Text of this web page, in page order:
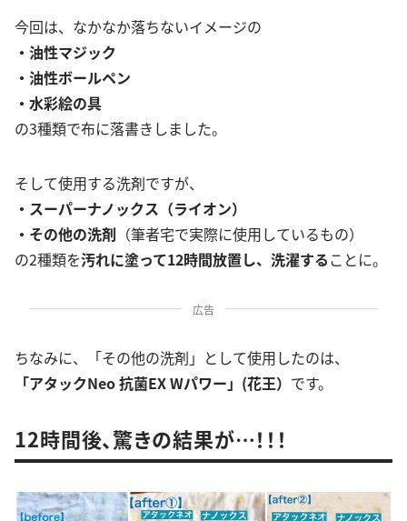
今回は、なかなか落ちないイメージの
・油性マジック
・油性ボールペン
・水彩絵の具
の3種類で布に落書きしました。
そして使用する洗剤ですが、
・スーパーナノックス（ライオン）
・その他の洗剤 （筆者宅で実際に使用しているもの）
の2種類を汚れに塗って12時間放置し、洗濯することに。
広告
ちなみに、「その他の洗剤」として使用したのは、
「アタックNeo 抗菌EX Wパワー」(花王） です。
12時間後、驚きの結果が…！！！